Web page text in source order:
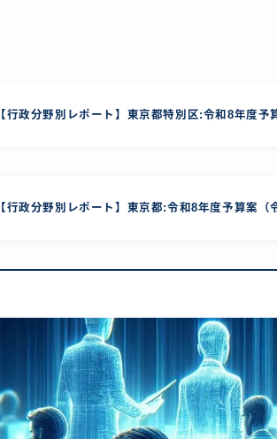
【行政分野別レポート】東京都特別区:令和8年度予
【行政分野別レポート】東京都:令和8年度予算案（